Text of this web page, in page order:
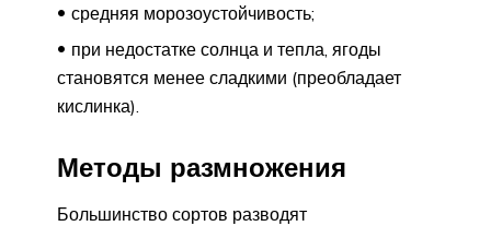
средняя морозоустойчивость;
при недостатке солнца и тепла, ягоды
становятся менее сладкими (преобладает
кислинка).
Методы размножения
Большинство сортов разводят